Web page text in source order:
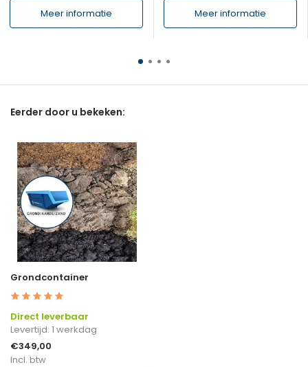
Meer informatie Meer informatie
Eerder door u bekeken:
Grondcontainer
Direct leverbaar
Levertijd: 1 werkdag
€349,00
Incl. btw